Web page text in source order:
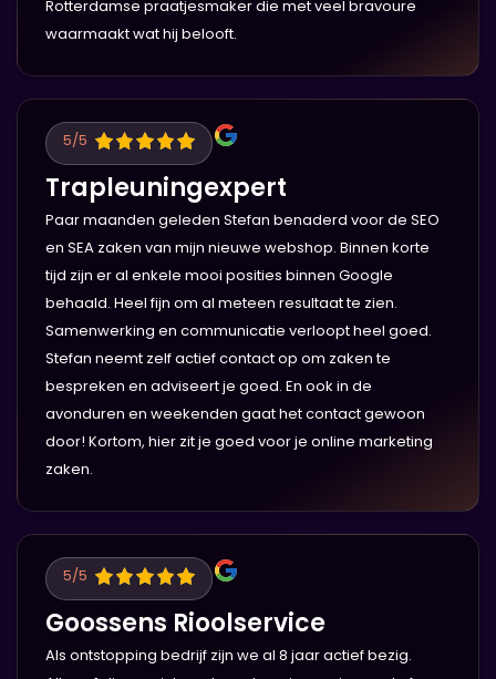
Rotterdamse praatjesmaker die met veel bravoure
waarmaakt wat hij belooft.
5/5
Trapleuningexpert
Paar maanden geleden Stefan benaderd voor de SEO
en SEA zaken van mijn nieuwe webshop. Binnen korte
tijd zijn er al enkele mooi posities binnen Google
behaald. Heel fijn om al meteen resultaat te zien.
Samenwerking en communicatie verloopt heel goed.
Stefan neemt zelf actief contact op om zaken te
bespreken en adviseert je goed. En ook in de
avonduren en weekenden gaat het contact gewoon
door! Kortom, hier zit je goed voor je online marketing
zaken.
5/5
Goossens Rioolservice
Als ontstopping bedrijf zijn we al 8 jaar actief bezig.